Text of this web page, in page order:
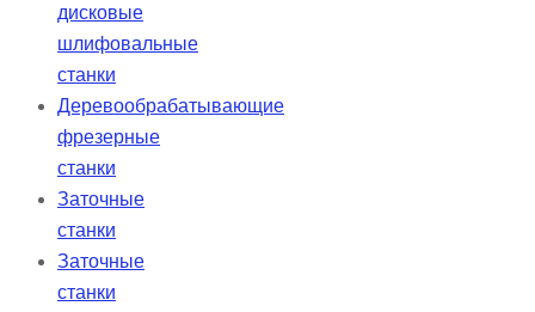
дисковые
шлифовальные
станки
Деревообрабатывающие
фрезерные
станки
Заточные
станки
Заточные
станки